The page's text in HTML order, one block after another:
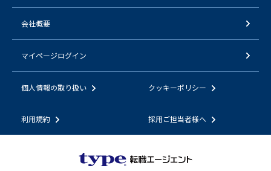
会社概要
マイページログイン
個人情報の取り扱い クッキーポリシー
利用規約 採用ご担当者様へ